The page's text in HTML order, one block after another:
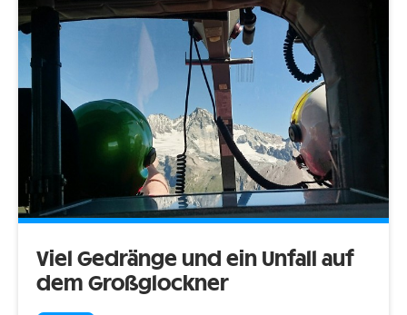
Viel Gedränge und ein Unfall auf
dem Großglockner